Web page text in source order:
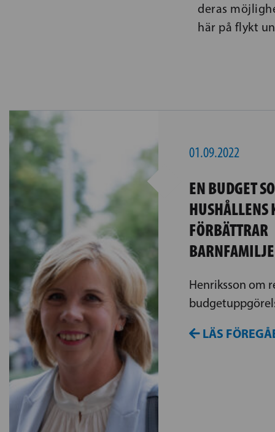
deras
här på flykt
01.09.2022
EN BUDGET
HUSHÅLLENS
FÖRBÄTTRAR
Henriksson om
LÄS